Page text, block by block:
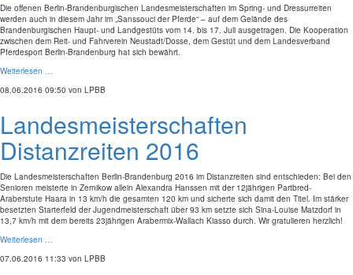
Die offenen Berlin-Brandenburgischen Landesmeisterschaften im Spring- und Dressurreiten
werden auch in diesem Jahr im „Sanssouci der Pferde“ – auf dem Gelände des
Brandenburgischen Haupt- und Landgestüts vom 14. bis 17. Juli ausgetragen. Die Kooperation
zwischen dem Reit- und Fahrverein Neustadt/Dosse, dem Gestüt und dem Landesverband
Pferdesport Berlin-Brandenburg hat sich bewährt.
Weiterlesen …
08.06.2016 09:50 von LPBB
Landesmeisterschaften
Distanzreiten 2016
Die Landesmeisterschaften Berlin-Brandenburg 2016 im Distanzreiten sind entschieden: Bei den
Senioren meisterte in Zernikow allein Alexandra Hanssen mit der 12jährigen Partbred-
Araberstute Haara in 13 km/h die gesamten 120 km und sicherte sich damit den Titel. Im stärker
besetzten Starterfeld der Jugendmeisterschaft über 93 km setzte sich Sina-Louise Matzdorf in
13,7 km/h mit dem bereits 23jährigen Arabermix-Wallach Kiasso durch. Wir gratulieren herzlich!
Weiterlesen …
07.06.2016 11:33 von LPBB